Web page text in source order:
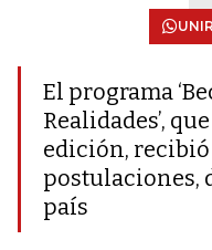
El programa
Realidades’,
edición, recibió
postulaciones,
país